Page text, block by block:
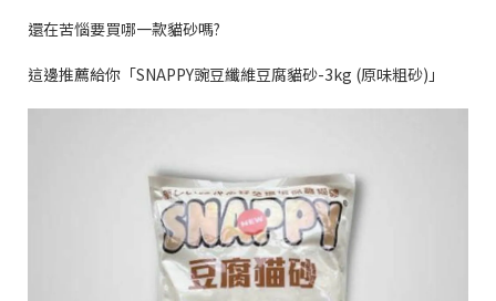
還在苦惱要買哪一款貓砂嗎?
這邊推薦給你「SNAPPY豌豆纖維豆腐貓砂-3kg (原味粗砂)」